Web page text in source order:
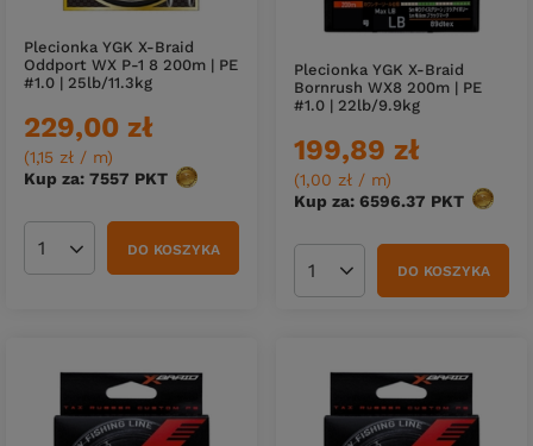
Plecionka YGK X-Braid
Oddport WX P-1 8 200m | PE
#1.0 | 25lb/11.3kg
229,00 zł
(1,15 zł / m)
Kup za: 7557 PKT punktów
Ilość produktówDO KOSZYKA
Plecionka YGK X-Braid
Bornrush WX8 200m | PE
#1.0 | 22lb/9.9kg
199,89 zł
(1,00 zł / m)
Kup za: 6596.37 PKT
Ilość produktówDO KOSZYKA